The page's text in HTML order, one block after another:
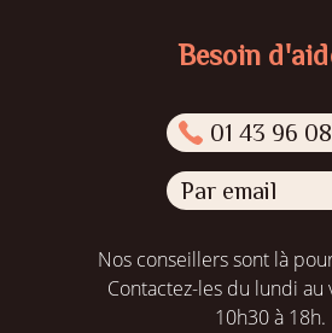
Besoin
01 43 96
Par email
Nos conseillers sont là
Contactez-les du lundi
10h30 à 18h.